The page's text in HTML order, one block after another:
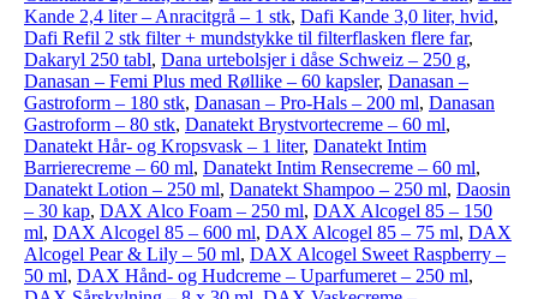
Kande 2,4 liter – Anracitgrå – 1 stk, Dafi Kande 3,0 liter, hvid,
Dafi Refil 2 stk filter + mundstykke til filterflasken flere far,
Dakaryl 250 tabl, Dana urtebolsjer i dåse Schweiz – 250 g,
Danasan – Femi Plus med Røllike – 60 kapsler, Danasan –
Gastroform – 180 stk, Danasan – Pro-Hals – 200 ml, Danasan
Gastroform – 80 stk, Danatekt Brystvortecreme – 60 ml,
Danatekt Hår- og Kropsvask – 1 liter, Danatekt Intim
Barrierecreme – 60 ml, Danatekt Intim Rensecreme – 60 ml,
Danatekt Lotion – 250 ml, Danatekt Shampoo – 250 ml, Daosin
– 30 kap, DAX Alco Foam – 250 ml, DAX Alcogel 85 – 150
ml, DAX Alcogel 85 – 600 ml, DAX Alcogel 85 – 75 ml, DAX
Alcogel Pear & Lily – 50 ml, DAX Alcogel Sweet Raspberry –
50 ml, DAX Hånd- og Hudcreme – Uparfumeret – 250 ml,